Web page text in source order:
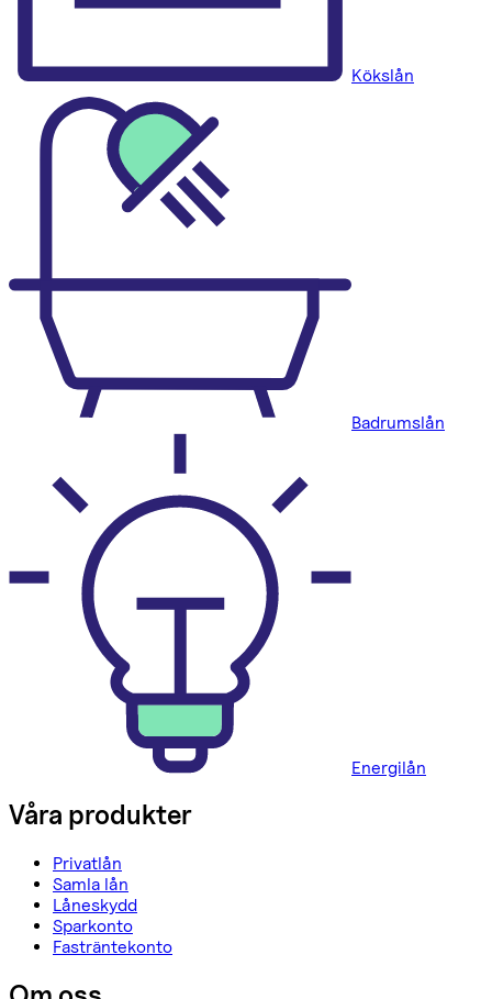
Kökslån
Badrumslån
Energilån
Våra produkter
Privatlån
Samla lån
Låneskydd
Sparkonto
Fasträntekonto